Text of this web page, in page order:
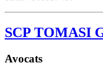
SCP TOMASI
Avocats